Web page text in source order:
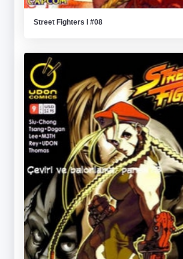
Street Fighters I #08